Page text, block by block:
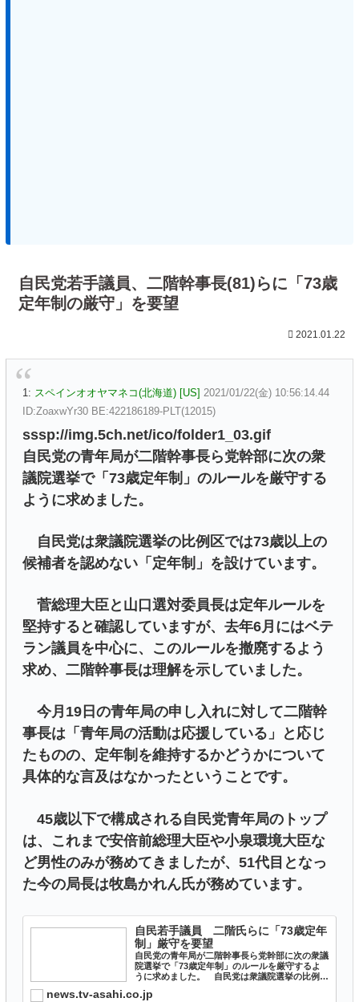
自民党若手議員、二階幹事長(81)らに「73歳
定年制の厳守」を要望
2021.01.22
1: スペインオオヤマネコ(北海道) [US] 2021/01/22(金) 10:56:14.44
ID:ZoaxwYr30 BE:422186189-PLT(12015)
sssp://img.5ch.net/ico/folder1_03.gif
自民党の青年局が二階幹事長ら党幹部に次の衆
議院選挙で「73歳定年制」のルールを厳守する
ように求めました。
自民党は衆議院選挙の比例区では73歳以上の
候補者を認めない「定年制」を設けています。
菅総理大臣と山口選対委員長は定年ルールを
堅持すると確認していますが、去年6月にはベテ
ラン議員を中心に、このルールを撤廃するよう
求め、二階幹事長は理解を示していました。
今月19日の青年局の申し入れに対して二階幹
事長は「青年局の活動は応援している」と応じ
たものの、定年制を維持するかどうかについて
具体的な言及はなかったということです。
45歳以下で構成される自民党青年局のトップ
は、これまで安倍前総理大臣や小泉環境大臣な
ど男性のみが務めてきましたが、51代目となっ
た今の局長は牧島かれん氏が務めています。
自民若手議員 二階氏らに「73歳定年
制」厳守を要望
自民党の青年局が二階幹事長ら党幹部に次の衆議
院選挙で「73歳定年制」のルールを厳守するよ
うに求めました。 自民党は衆議院選挙の比例区
設けています。 菅総理大臣と山口選対委員長は
news.tv-asahi.co.jp